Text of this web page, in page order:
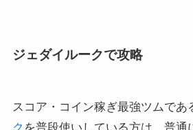
ジェダイルークで攻略
スコア・コイン稼ぎ最強ツムであ
ク を普段使いしている方は、普通